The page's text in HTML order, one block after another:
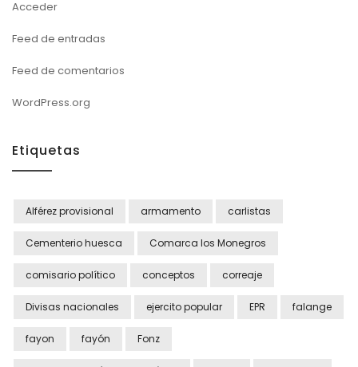
Acceder
Feed de entradas
Feed de comentarios
WordPress.org
Etiquetas
Alférez provisional armamento carlistas
Cementerio huesca Comarca los Monegros
comisario político conceptos correaje
Divisas nacionales ejercito popular EPR falange
fayon fayón Fonz